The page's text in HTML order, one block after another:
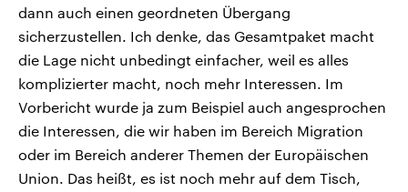
dann auch einen geordneten Übergang
sicherzustellen. Ich denke, das Gesamtpaket macht
die Lage nicht unbedingt einfacher, weil es alles
komplizierter macht, noch mehr Interessen. Im
Vorbericht wurde ja zum Beispiel auch angesprochen
die Interessen, die wir haben im Bereich Migration
oder im Bereich anderer Themen der Europäischen
Union. Das heißt, es ist noch mehr auf dem Tisch,